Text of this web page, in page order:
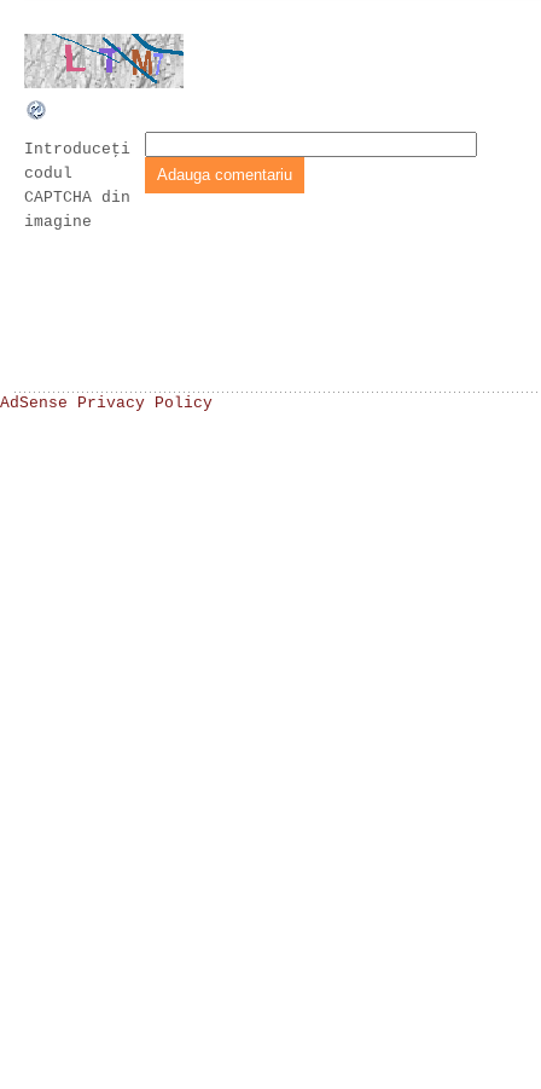
Introduceţi
codul
CAPTCHA din
imagine
AdSense Privacy Policy